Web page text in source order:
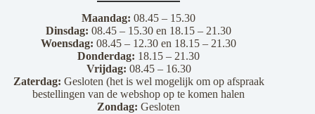
Maandag:08.45 – 15.30
Dinsdag: 08.45 – 15.30 en 18.15 – 21.30
Woensdag: 08.45 – 12.30 en 18.15 – 21.30
Donderdag: 18.15 – 21.30
Vrijdag: 08.45 – 16.30
Zaterdag: Gesloten (het is wel mogelijk om op afspraak
bestellingen van de webshop op te komen halen
Zondag: Gesloten